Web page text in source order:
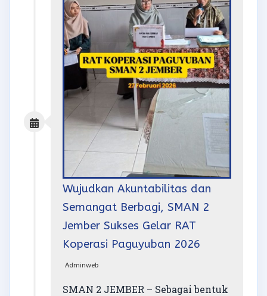
Wujudkan Akuntabilitas dan
Semangat Berbagi, SMAN 2
Jember Sukses Gelar RAT
Koperasi Paguyuban 2026
Adminweb
SMAN 2 JEMBER – Sebagai bentuk